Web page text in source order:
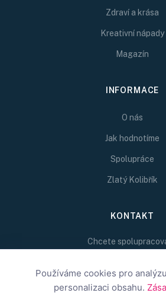
Zdraví a krása
Kreativní nápady
Magazín
INFORMACE
O nás
Jak hodnotíme
Spolupráce
Zlatý Kolibřík
KONTAKT
Chcete
Používáme cookies pro
personalizaci obsahu.